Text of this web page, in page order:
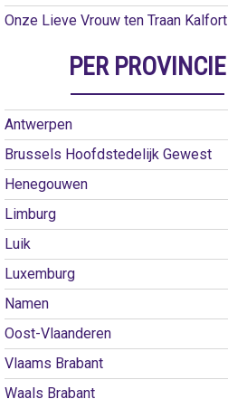
Onze Lieve Vrouw ten Traan Kalfort
PER PROVINCIE
Antwerpen
Brussels Hoofdstedelijk Gewest
Henegouwen
Limburg
Luik
Luxemburg
Namen
Oost-Vlaanderen
Vlaams Brabant
Waals Brabant